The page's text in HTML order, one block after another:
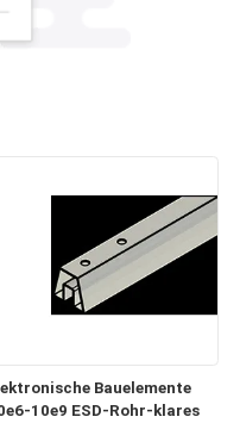
Bauelemente
10e9 ESD-Rohr-klares